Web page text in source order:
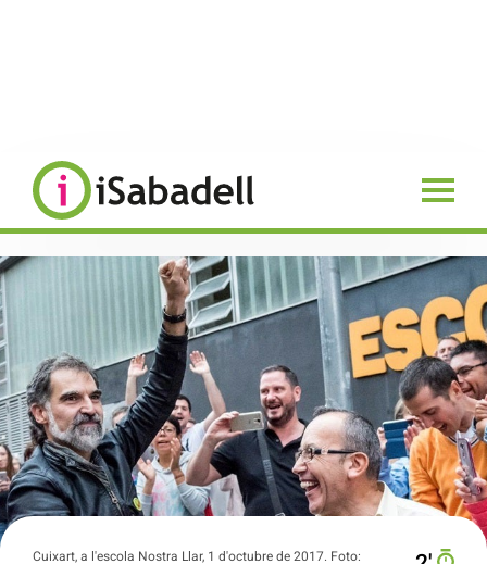
Cuixart, a l'escola Nostra Llar, 1 d'octubre de 2017. Foto: